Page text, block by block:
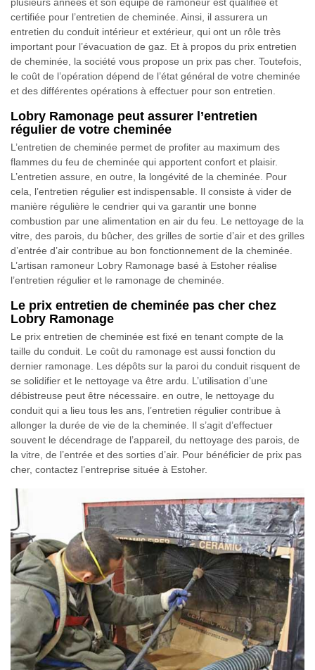
plusieurs années et son équipe de ramoneur est qualifiée et
certifiée pour l’entretien de cheminée. Ainsi, il assurera un
entretien du conduit intérieur et extérieur, qui ont un rôle très
important pour l’évacuation de gaz. Et à propos du prix entretien
de cheminée, la société vous propose un prix pas cher. Toutefois,
le coût de l’opération dépend de l’état général de votre cheminée
et des différentes opérations à effectuer pour son entretien.
Lobry Ramonage peut assurer l’entretien
régulier de votre cheminée
L’entretien de cheminée permet de profiter au maximum des
flammes du feu de cheminée qui apportent confort et plaisir.
L’entretien assure, en outre, la longévité de la cheminée. Pour
cela, l’entretien régulier est indispensable. Il consiste à vider de
manière régulière le cendrier qui va garantir une bonne
combustion par une alimentation en air du feu. Le nettoyage de la
vitre, des parois, du bûcher, des grilles de sortie d’air et des grilles
d’entrée d’air contribue au bon fonctionnement de la cheminée.
L’artisan ramoneur Lobry Ramonage basé à Estoher réalise
l’entretien régulier et le ramonage de cheminée.
Le prix entretien de cheminée pas cher chez
Lobry Ramonage
Le prix entretien de cheminée est fixé en tenant compte de la
taille du conduit. Le coût du ramonage est aussi fonction du
dernier ramonage. Les dépôts sur la paroi du conduit risquent de
se solidifier et le nettoyage va être ardu. L’utilisation d’une
débistreuse peut être nécessaire. en outre, le nettoyage du
conduit qui a lieu tous les ans, l’entretien régulier contribue à
allonger la durée de vie de la cheminée. Il s’agit d’effectuer
souvent le décendrage de l’appareil, du nettoyage des parois, de
la vitre, de l’entrée et des sorties d’air. Pour bénéficier de prix pas
cher, contactez l’entreprise située à Estoher.